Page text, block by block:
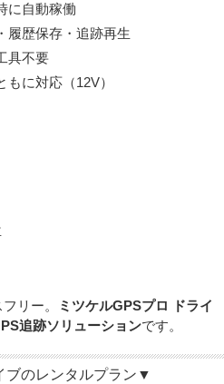
に自動稼働
履歴保存・追跡再生
具不要
に対応（12V）
リー。
ミツケルGPSプロ ドライ
追跡ソリューションです。
ブのレンタルプラン▼